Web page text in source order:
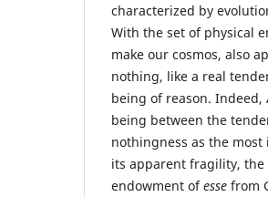
characterized by
With the set of physical
make our cosmos, also
nothing, like a real
being of reason.
being between the
nothingness as the
its apparent fragility,
endowment ofesse from